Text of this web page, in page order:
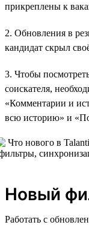
прикреплены к
2. Обновления в
кандидат скрыл
3. Чтобы
соискателя,
«Комментарии и
всю историю» и
Новый
Работать с